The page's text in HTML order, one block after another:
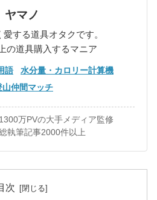
ヤマノ
する道具オタクです。
の道具購入するマニア
語
水分量・カロリー計算機
山仲間マッチ
万PVの大手メディア監修
執筆記事2000件以上
次